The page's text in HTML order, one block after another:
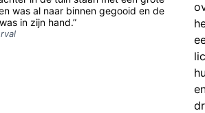
was al naar binnen gegooid en de
in zijn hand.”